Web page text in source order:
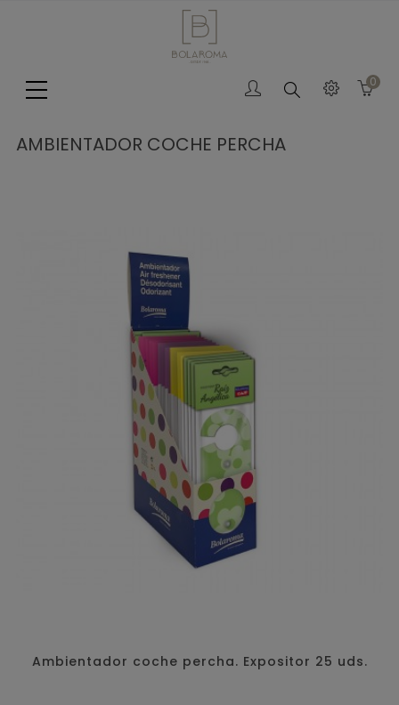
Search 0
AMBIENTADOR COCHE PERCHA
Ambientador coche percha. Expositor 25 uds.